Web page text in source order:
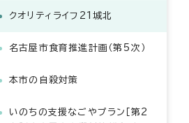
クオリティライフ21城北
名古屋市食育推進計画（第5次）
本市の自殺対策
いのちの支援なごやプラン［第2